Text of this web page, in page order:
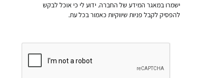
ישמרו במאגר המידע של החברה. ידוע לי כי אוכל לבקש
להפסיק לקבל פניות שיווקיות כאמור בכל עת.